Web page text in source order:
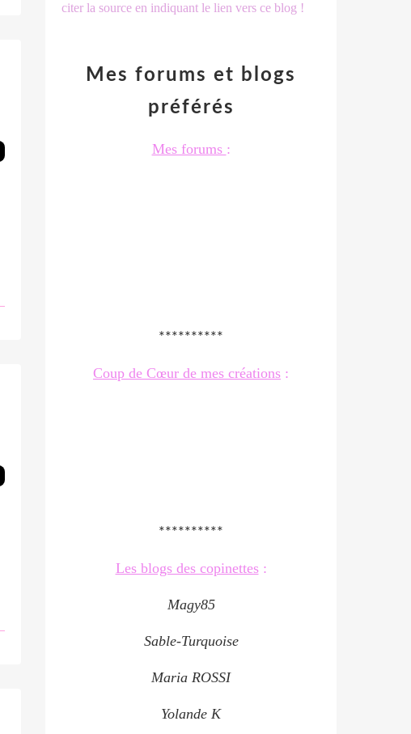
citer la source en indiquant le lien vers ce blog !
Mes forums et blogs
préférés
Mes forums :
**********
Coup de Cœur de mes créations :
**********
Les blogs des copinettes:
Magy85
Sable-Turquoise
Maria ROSSI
Yolande K